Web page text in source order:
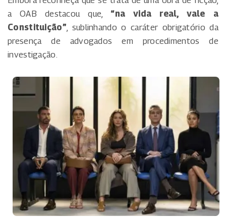
a OAB destacou que, “na vida real, vale a
Constituição” , sublinhando o caráter obrigatório da
presença de advogados em procedimentos de
investigação.